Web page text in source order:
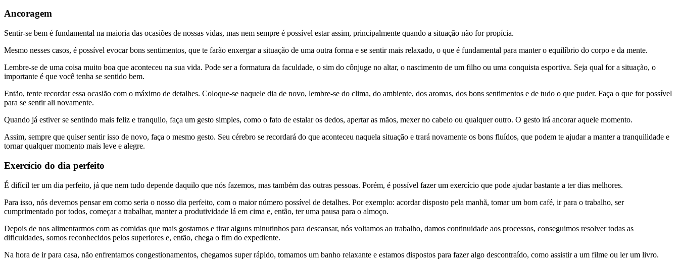
Ancoragem
Sentir-se bem é fundamental na maioria das ocasiões de nossas vidas, mas nem sempre é possível estar assim, principalmente quando a situação não for propícia.
Mesmo nesses casos, é possível evocar bons sentimentos, que te farão enxergar a situação de uma outra forma e se sentir mais relaxado, o que é fundamental para manter o equilíbrio do corpo e da mente.
Lembre-se de uma coisa muito boa que aconteceu na sua vida. Pode ser a formatura da faculdade, o sim do cônjuge no altar, o nascimento de um filho ou uma conquista esportiva. Seja qual for a situação, o
importante é que você tenha se sentido bem.
Então, tente recordar essa ocasião com o máximo de detalhes. Coloque-se naquele dia de novo, lembre-se do clima, do ambiente, dos aromas, dos bons sentimentos e de tudo o que puder. Faça o que for possível
para se sentir ali novamente.
Quando já estiver se sentindo mais feliz e tranquilo, faça um gesto simples, como o fato de estalar os dedos, apertar as mãos, mexer no cabelo ou qualquer outro. O gesto irá ancorar aquele momento.
Assim, sempre que quiser sentir isso de novo, faça o mesmo gesto. Seu cérebro se recordará do que aconteceu naquela situação e trará novamente os bons fluídos, que podem te ajudar a manter a tranquilidade e
tornar qualquer momento mais leve e alegre.
Exercício do dia perfeito
É difícil ter um dia perfeito, já que nem tudo depende daquilo que nós fazemos, mas também das outras pessoas. Porém, é possível fazer um exercício que pode ajudar bastante a ter dias melhores.
Para isso, nós devemos pensar em como seria o nosso dia perfeito, com o maior número possível de detalhes. Por exemplo: acordar disposto pela manhã, tomar um bom café, ir para o trabalho, ser
cumprimentado por todos, começar a trabalhar, manter a produtividade lá em cima e, então, ter uma pausa para o almoço.
Depois de nos alimentarmos com as comidas que mais gostamos e tirar alguns minutinhos para descansar, nós voltamos ao trabalho, damos continuidade aos processos, conseguimos resolver todas as
dificuldades, somos reconhecidos pelos superiores e, então, chega o fim do expediente.
Na hora de ir para casa, não enfrentamos congestionamentos, chegamos super rápido, tomamos um banho relaxante e estamos dispostos para fazer algo descontraído, como assistir a um filme ou ler um livro.